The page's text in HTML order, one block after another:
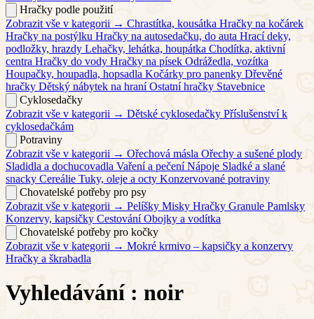
Hračky podle použití
Zobrazit vše v kategorii → Chrastítka, kousátka Hračky na kočárek
Hračky na postýlku Hračky na autosedačku, do auta Hrací deky,
podložky, hrazdy Lehačky, lehátka, houpátka Chodítka, aktivní
centra Hračky do vody Hračky na písek Odrážedla, vozítka
Houpačky, houpadla, hopsadla Kočárky pro panenky Dřevěné
hračky Dětský nábytek na hraní Ostatní hračky Stavebnice
Cyklosedačky
Zobrazit vše v kategorii → Dětské cyklosedačky Příslušenství k
cyklosedačkám
Potraviny
Zobrazit vše v kategorii → Ořechová másla Ořechy a sušené plody
Sladidla a dochucovadla Vaření a pečení Nápoje Sladké a slané
snacky Cereálie Tuky, oleje a octy Konzervované potraviny
Chovatelské potřeby pro psy
Zobrazit vše v kategorii → Pelíšky Misky Hračky Granule Pamlsky
Konzervy, kapsičky Cestování Obojky a vodítka
Chovatelské potřeby pro kočky
Zobrazit vše v kategorii → Mokré krmivo – kapsičky a konzervy
Hračky a škrabadla
Vyhledávání : noir